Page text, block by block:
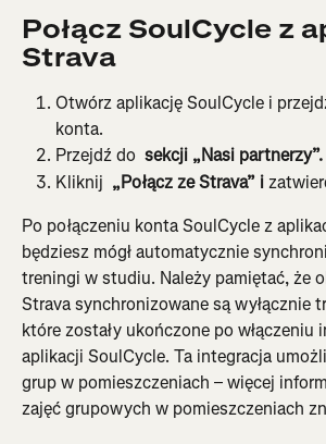
Połącz SoulCycle z
Strava
Otwórz aplikację SoulCycle i
konta.
Przejdź do sekcji „Nasi partnerzy”.
Kliknij „Połącz ze Strava” i
Po połączeniu konta SoulCycle z
będziesz mógł automatycznie
treningi w studiu. Należy pamiętać, że
Strava synchronizowane są wyłącznie
które zostały ukończone po włączeniu
aplikacji SoulCycle. Ta integracja
grup w pomieszczeniach – więcej
zajęć grupowych w pomieszczeniach